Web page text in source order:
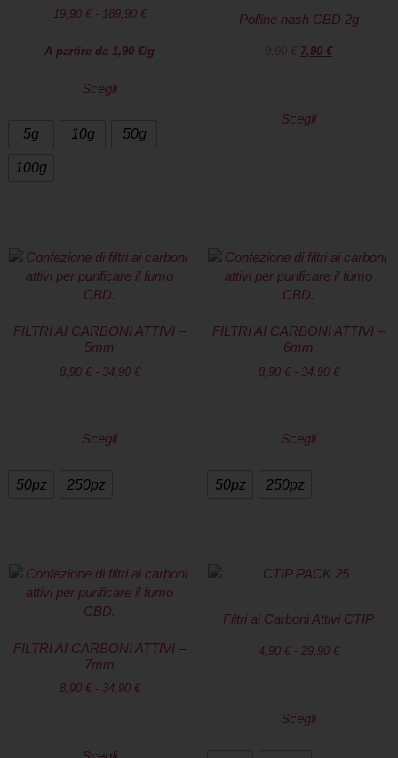
19,90 € - 189,90 €
A partire da 1,90 €/g
Scegli
5g 10g 50g
100g
Polline hash CBD 2g
9,90€ 7,90 €
Scegli
FILTRI AI CARBONI ATTIVI –
5mm
8,90 € - 34,90 €
Scegli
50pz 250pz
FILTRI AI CARBONI ATTIVI –
6mm
8,90 € - 34,90 €
Scegli
50pz 250pz
FILTRI AI CARBONI ATTIVI –
7mm
8,90 € - 34,90 €
Filtri ai Carboni Attivi CTIP
4,90 € - 29,90 €
Scegli